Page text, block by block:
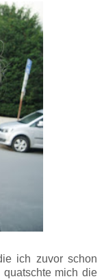
ich zuvor schon
quatschte mich die